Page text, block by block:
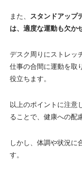
また、
スタンドアップ
は、適度な運動も欠か
デスク周りにストレッ
仕事の合間に運動を取
役立ちます。
以上のポイントに注意
ることで、健康への配
しかし、体調や状況に
す。